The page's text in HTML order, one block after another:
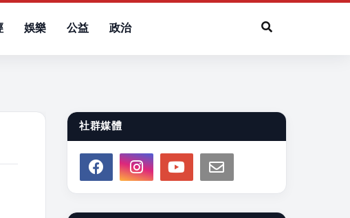
娛樂 公益 政治
社群媒體